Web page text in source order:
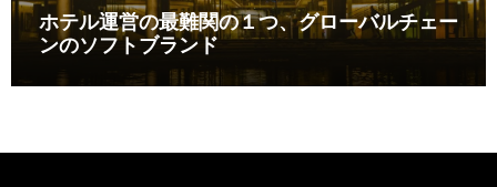
ホテル運営の最難関の１つ、グローバルチェー
ンのソフトブランド